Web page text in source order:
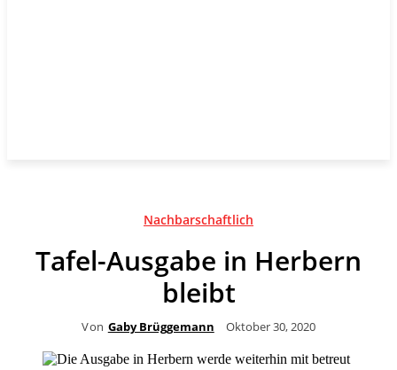
Nachbarschaftlich
Tafel-Ausgabe in Herbern
bleibt
Von Gaby Brüggemann Oktober 30, 2020